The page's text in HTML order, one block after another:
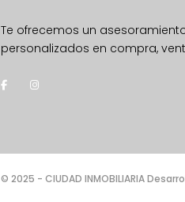
Te ofrecemos un
personalizados en compra,
© 2025 - CIUDAD INMOBILIARIA